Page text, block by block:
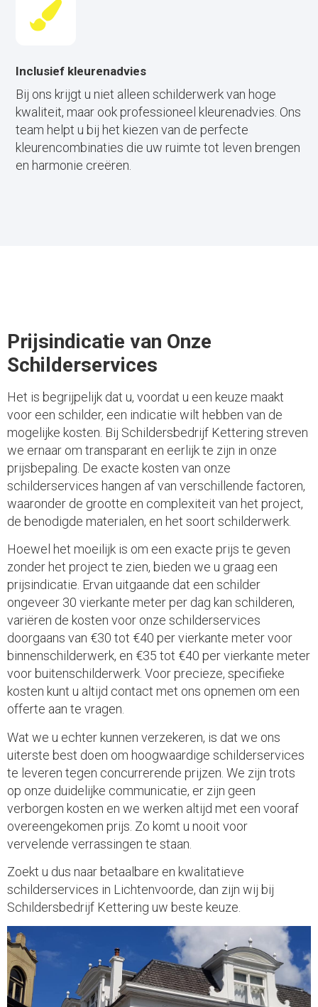
Inclusief kleurenadvies
Bij ons krijgt u niet alleen schilderwerk van hoge
kwaliteit, maar ook professioneel kleurenadvies. Ons
team helpt u bij het kiezen van de perfecte
kleurencombinaties die uw ruimte tot leven brengen
en harmonie creëren.
Prijsindicatie van Onze
Schilderservices
Het is begrijpelijk dat u, voordat u een keuze maakt
voor een schilder, een indicatie wilt hebben van de
mogelijke kosten. Bij Schildersbedrijf Kettering streven
we ernaar om transparant en eerlijk te zijn in onze
prijsbepaling. De exacte kosten van onze
schilderservices hangen af van verschillende factoren,
waaronder de grootte en complexiteit van het project,
de benodigde materialen, en het soort schilderwerk.
Hoewel het moeilijk is om een exacte prijs te geven
zonder het project te zien, bieden we u graag een
prijsindicatie. Ervan uitgaande dat een schilder
ongeveer 30 vierkante meter per dag kan schilderen,
variëren de kosten voor onze schilderservices
doorgaans van €30 tot €40 per vierkante meter voor
binnenschilderwerk, en €35 tot €40 per vierkante meter
voor buitenschilderwerk. Voor precieze, specifieke
kosten kunt u altijd contact met ons opnemen om een
offerte aan te vragen.
Wat we u echter kunnen verzekeren, is dat we ons
uiterste best doen om hoogwaardige schilderservices
te leveren tegen concurrerende prijzen. We zijn trots
op onze duidelijke communicatie, er zijn geen
verborgen kosten en we werken altijd met een vooraf
overeengekomen prijs. Zo komt u nooit voor
vervelende verrassingen te staan.
Zoekt u dus naar betaalbare en kwalitatieve
schilderservices in Lichtenvoorde, dan zijn wij bij
Schildersbedrijf Kettering uw beste keuze.